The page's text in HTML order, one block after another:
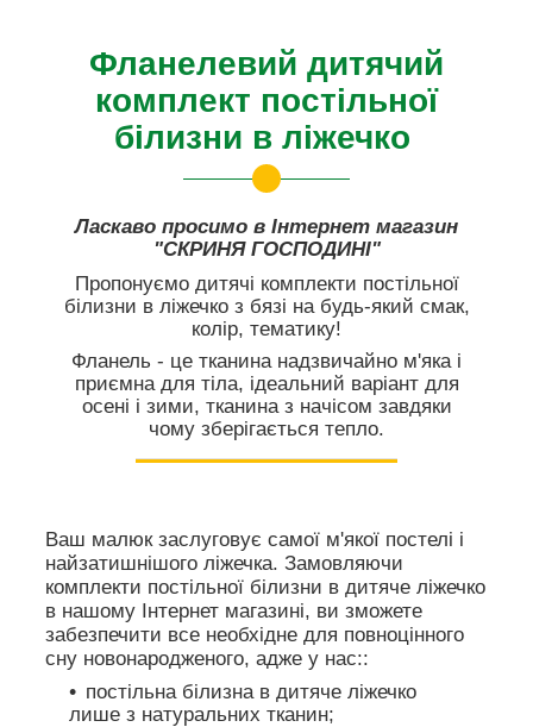
Фланелевий дитячий
комплект постільної
білизни в ліжечко
Ласкаво просимо в Інтернет магазин
"СКРИНЯ ГОСПОДИНІ"
Пропонуємо дитячі комплекти постільної
білизни в ліжечко з бязі на будь-який смак,
колір, тематику!
Фланель - це тканина надзвичайно м'яка і
приємна для тіла, ідеальний варіант для
осені і зими, тканина з начісом завдяки
чому зберігається тепло.
Ваш малюк заслуговує самої м'якої постелі і
найзатишнішого ліжечка. Замовляючи
комплекти постільної білизни в дитяче ліжечко
в нашому Інтернет магазині, ви зможете
забезпечити все необхідне для повноцінного
сну новонародженого, адже у нас::
постільна білизна в дитяче ліжечко
лише з натуральних тканин;